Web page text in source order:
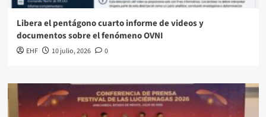
Libera el pentágono cuarto informe de videos y
documentos sobre el fenómeno OVNI
EHF 10 julio, 2026 0